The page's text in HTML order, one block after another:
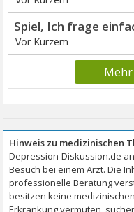
Spiel, Ich frage
Vor Kurzem